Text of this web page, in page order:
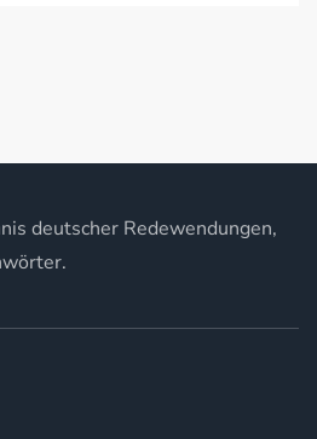
deutscher Redewendungen,